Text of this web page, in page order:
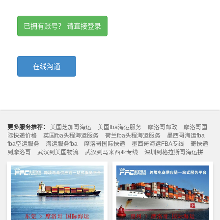
已拥有账号？ 请直接登录
在线沟通
更多服务推荐： 美国芝加哥海运 美国fba海运服务 摩洛哥邮政
摩洛哥国
际快递价格
英国fba头程海运服务 荷兰fba头程海运服务
墨西哥海运fba
fba空运服务
海运服务fba 摩洛哥国际快递 墨西哥海运FBA专线
寄快递
到摩洛哥
武汉到美国物流 武汉到马来西亚专线 深圳到格拉斯哥海运拼